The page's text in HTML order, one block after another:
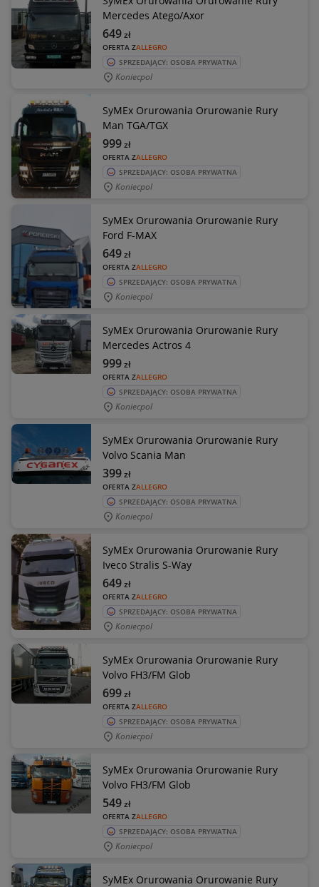
Mercedes Atego/Axor
OFERTA ZALLEGRO
649zł
SPRZEDAJĄCY: OSOBA PRYWATNA
Koniecpol
SyMEx Orurowania Orurowanie Rury
Man TGA/TGX
OFERTA ZALLEGRO
999zł
SPRZEDAJĄCY: OSOBA PRYWATNA
Koniecpol
SyMEx Orurowania Orurowanie Rury
Ford F-MAX
OFERTA ZALLEGRO
649zł
SPRZEDAJĄCY: OSOBA PRYWATNA
Koniecpol
SyMEx Orurowania Orurowanie Rury
Mercedes Actros 4
OFERTA ZALLEGRO
999zł
SPRZEDAJĄCY: OSOBA PRYWATNA
Koniecpol
SyMEx Orurowania Orurowanie Rury
Volvo Scania Man
OFERTA ZALLEGRO
399zł
SPRZEDAJĄCY: OSOBA PRYWATNA
Koniecpol
SyMEx Orurowania Orurowanie Rury
Iveco Stralis S-Way
OFERTA ZALLEGRO
649zł
SPRZEDAJĄCY: OSOBA PRYWATNA
Koniecpol
SyMEx Orurowania Orurowanie Rury
Volvo FH3/FM Glob
OFERTA ZALLEGRO
699zł
SPRZEDAJĄCY: OSOBA PRYWATNA
Koniecpol
SyMEx Orurowania Orurowanie Rury
Volvo FH3/FM Glob
OFERTA ZALLEGRO
549zł
SPRZEDAJĄCY: OSOBA PRYWATNA
Koniecpol
SyMEx Orurowania Orurowanie Rury